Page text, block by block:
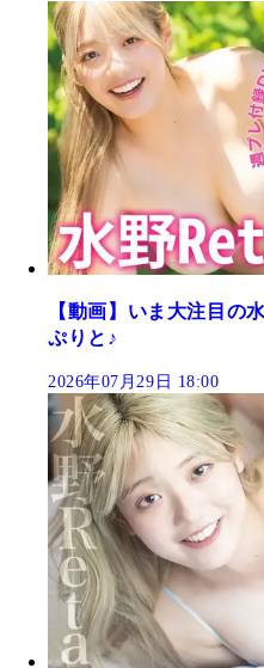
【動画】いま大注目の
ぷりと♪
2026年07月29日 18:00